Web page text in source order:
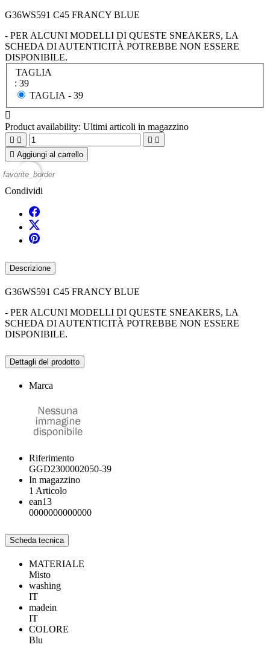
G36WS591 C45 FRANCY BLUE
- PER ALCUNI MODELLI DI QUESTE SNEAKERS, LA
SCHEDA DI AUTENTICITÀ POTREBBE NON ESSERE
DISPONIBILE.
TAGLIA
: 39
TAGLIA - 39

Product availability: Ultimi articoli in magazzino
   
 Aggiungi al carrello
favorite_border
Condividi
Descrizione
G36WS591 C45 FRANCY BLUE
- PER ALCUNI MODELLI DI QUESTE SNEAKERS, LA
SCHEDA DI AUTENTICITÀ POTREBBE NON ESSERE
DISPONIBILE.
Dettagli del prodotto
Marca
Riferimento
GGD2300002050-39
In magazzino
1 Articolo
ean13
0000000000000
Scheda tecnica
MATERIALE
Misto
washing
IT
madein
IT
COLORE
Blu